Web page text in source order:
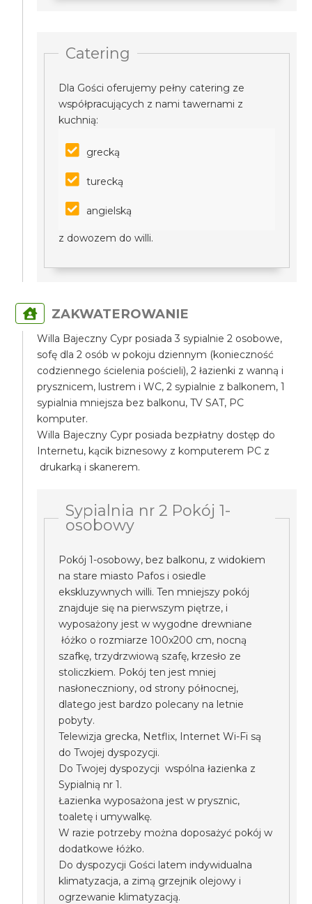
Catering
Dla Gości oferujemy pełny catering ze
współpracujących z nami tawernami z
kuchnią:
grecką
turecką
angielską
z dowozem do willi.
ZAKWATEROWANIE
Willa Bajeczny Cypr posiada 3 sypialnie 2 osobowe,
sofę dla 2 osób w pokoju dziennym (konieczność
codziennego ścielenia pościeli), 2 łazienki z wanną i
prysznicem, lustrem i WC, 2 sypialnie z balkonem, 1
sypialnia mniejsza bez balkonu, TV SAT, PC
komputer.
Willa Bajeczny Cypr posiada bezpłatny dostęp do
Internetu, kącik biznesowy z komputerem PC z
drukarką i skanerem.
Sypialnia nr 2 Pokój 1-
osobowy
Pokój 1-osobowy, bez balkonu, z widokiem
na stare miasto Pafos i osiedle
ekskluzywnych willi. Ten mniejszy pokój
znajduje się na pierwszym piętrze, i
wyposażony jest w wygodne drewniane
łóżko o rozmiarze 100x200 cm, nocną
szafkę, trzydrzwiową szafę, krzesło ze
stoliczkiem. Pokój ten jest mniej
nasłoneczniony, od strony północnej,
dlatego jest bardzo polecany na letnie
pobyty.
Telewizja grecka, Netflix, Internet Wi-Fi są
do Twojej dyspozycji.
Do Twojej dyspozycji wspólna łazienka z
Sypialnią nr 1.
Łazienka wyposażona jest w prysznic,
toaletę i umywalkę.
W razie potrzeby można doposażyć pokój w
dodatkowe łóżko.
Do dyspozycji Gości latem indywidualna
klimatyzacja, a zimą grzejnik olejowy i
ogrzewanie klimatyzacją.